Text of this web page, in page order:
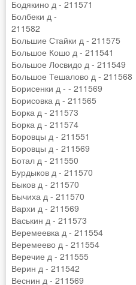
Бодякино д - 211571
Болбеки д -
211582
Большие Стайки д - 211575
Большое Кошо д - 211541
Большое Лосвидо д - 211549
Большое Тешалово д - 211568
Борисенки д - - 211569
Борисовка д - 211565
Борка д - 211573
Борка д - 211574
Боровцы д - 211551
Боровцы д - 211569
Ботал д - 211550
Бурдыков д - 211570
Быков д - 211570
Бычиха д - 211570
Вархи д - 211569
Васькин д - 211573
Веремеевка д - 211554
Веремеево д - 211554
Веречие д - 211555
Верин д - 211542
Веснин д - 211569